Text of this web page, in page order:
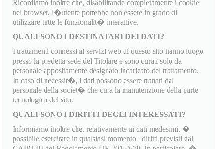
Ricordiamo inoltre che, disabilitando completamente i cookie
nel browser, l�utente potrebbe non essere in grado di
utilizzare tutte le funzionalit� interattive.
QUALI SONO I DESTINATARI DEI DATI?
I trattamenti connessi ai servizi web di questo sito hanno luogo
presso la predetta sede del Titolare e sono curati solo da
personale appositamente designato incaricato del trattamento.
In caso di necessit�, i dati possono essere trattati dal
personale della societ� che cura la manutenzione della parte
tecnologica del sito.
QUALI SONO I DIRITTI DEGLI INTERESSATI?
Informiamo inoltre che, relativamente ai dati medesimi, �
possibile esercitare in qualsiasi momento i diritti previsti dal